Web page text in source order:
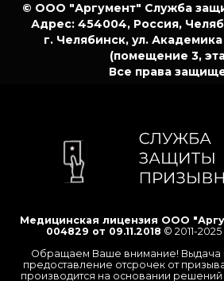
© ООО "Аргумент" Служба
Адрес: 454004, Россия,
г. Челябинск, ул.
(помещение 3,
Все права
Медицинская лицензия ООО "Аргумент": №
004829 от 09.11.2018 © 2011-2025 ООО
Обращаем Ваше внимание! Выдача военных
предоставление отсрочек от призыва на
производится на основании решений
и относится к исключительной компетенции
размещённые на данном сайте, не зависимо
содержания, не являются публичной